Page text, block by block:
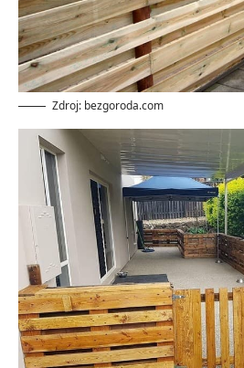
Zdroj: bezgoroda.com